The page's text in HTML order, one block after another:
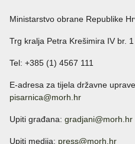
Ministarstvo obrane Republike
Trg kralja Petra Krešimira IV br.
Tel: +385 (1) 4567 111
E-adresa za tijela državne
pisarnica@morh.hr
Upiti građana: gradjani@morh.hr
Upiti medija: press@morh.hr